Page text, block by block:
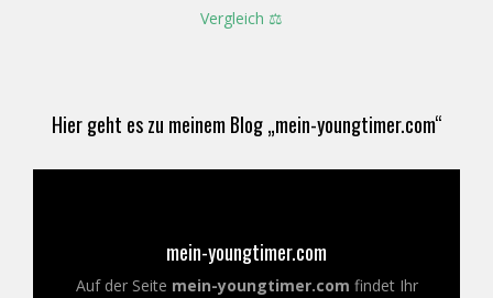
Vergleich ⚖️
Hier geht es zu meinem Blog „mein-youngtimer.com“
mein-youngtimer.com
Auf der Seite mein-youngtimer.com findet Ihr